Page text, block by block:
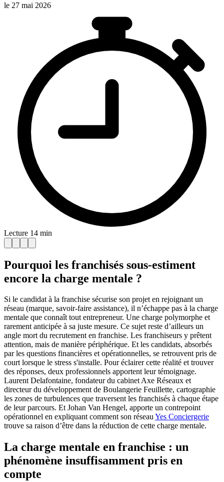
le 27 mai 2026
Lecture 14 min
Pourquoi les franchisés sous-estiment
encore la charge mentale ?
Si le candidat à la franchise sécurise son projet en rejoignant un
réseau (marque, savoir-faire assistance), il n’échappe pas à la charge
mentale que connaît tout entrepreneur. Une charge polymorphe et
rarement anticipée à sa juste mesure. Ce sujet reste d’ailleurs un
angle mort du recrutement en franchise. Les franchiseurs y prêtent
attention, mais de manière périphérique. Et les candidats, absorbés
par les questions financières et opérationnelles, se retrouvent pris de
court lorsque le stress s'installe. Pour éclairer cette réalité et trouver
des réponses, deux professionnels apportent leur témoignage.
Laurent Delafontaine, fondateur du cabinet Axe Réseaux et
directeur du développement de Boulangerie Feuillette, cartographie
les zones de turbulences que traversent les franchisés à chaque étape
de leur parcours. Et Johan Van Hengel, apporte un contrepoint
opérationnel en expliquant comment son réseauYes Conciergerie
trouve sa raison d’être dans la réduction de cette charge mentale.
La charge mentale en franchise : un
phénomène insuffisamment pris en
compte